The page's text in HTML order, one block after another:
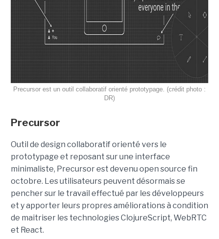
Precursor est un outil collaboratif orienté prototypage. (crédit photo :
DR)
Precursor
Outil de design collaboratif orienté vers le
prototypage et reposant sur une interface
minimaliste, Precursor est devenu open source fin
octobre. Les utilisateurs peuvent désormais se
pencher sur le travail effectué par les développeurs
et y apporter leurs propres améliorations à condition
de maitriser les technologies ClojureScript, WebRTC
et React.